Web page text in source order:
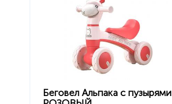
Беговел Альпака с пузырями